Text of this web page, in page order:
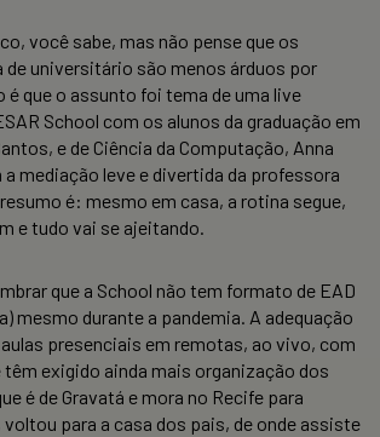
você sabe, mas não pense que os
de universitário são menos árduos por
é que o assunto foi tema de uma live
School com os alunos da graduação em
e de Ciência da Computação, Anna
a mediação leve e divertida da professora
é: mesmo em casa, a rotina segue,
e tudo vai se ajeitando.
que a School não tem formato de EAD
mesmo durante a pandemia. A adequação
presenciais em remotas, ao vivo, com
exigido ainda mais organização dos
é de Gravatá e mora no Recife para
voltou para a casa dos pais, de onde assiste